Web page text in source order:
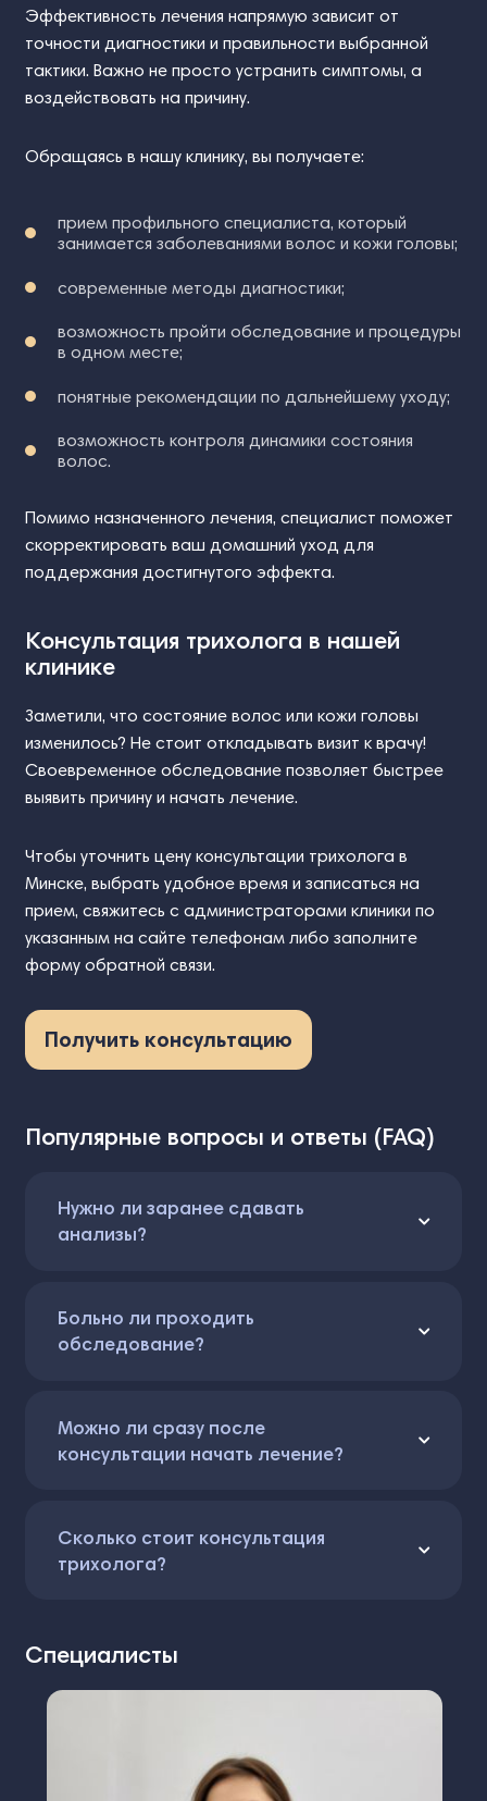
Эффективность лечения напрямую зависит от
точности диагностики и правильности выбранной
тактики. Важно не просто устранить симптомы, а
воздействовать на причину.
Обращаясь в нашу клинику, вы получаете:
прием профильного специалиста, который
занимается заболеваниями волос и кожи головы;
современные методы диагностики;
возможность пройти обследование и процедуры
в одном месте;
понятные рекомендации по дальнейшему уходу;
возможность контроля динамики состояния
волос.
Помимо назначенного лечения, специалист поможет
скорректировать ваш домашний уход для
поддержания достигнутого эффекта.
Консультация трихолога в нашей
клинике
Заметили, что состояние волос или кожи головы
изменилось? Не стоит откладывать визит к врачу!
Своевременное обследование позволяет быстрее
выявить причину и начать лечение.
Чтобы уточнить цену консультации трихолога в
Минске, выбрать удобное время и записаться на
прием, свяжитесь с администраторами клиники по
указанным на сайте телефонам либо заполните
форму обратной связи.
Получить консультацию
Популярные вопросы и ответы (FAQ)
Нужно ли заранее сдавать
анализы?
Больно ли проходить
обследование?
Можно ли сразу после
консультации начать лечение?
Сколько стоит консультация
трихолога?
Специалисты